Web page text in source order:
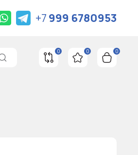
+7 999 6780953
0 0 0